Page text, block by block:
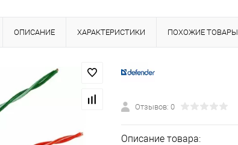
ОПИСАНИЕ ХАРАКТЕРИСТИКИ ПОХОЖИЕ ТОВАРЫ
Отзывов: 0
Описание товара: